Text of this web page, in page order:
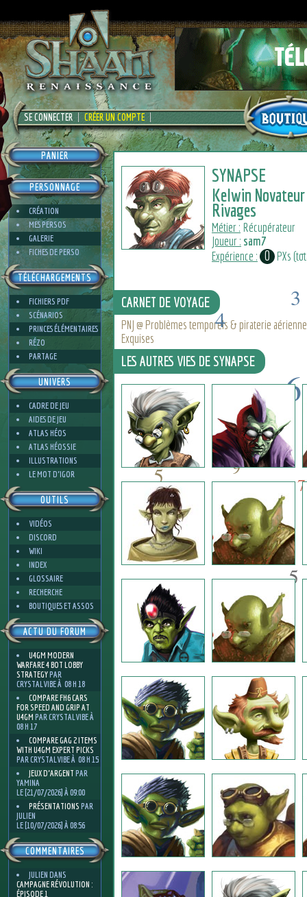
SE CONNECTER CRÉER UN COMPTE
PANIER
PERSONNAGE
CRÉATION
MES PERSOS
GALERIE
FICHES DE PERSO
TÉLÉCHARGEMENTS
FICHIERS PDF
SCÉNARIOS
PRINCES ÉLÉMENTAIRES
RÉZO
PARTAGE
UNIVERS
CADRE DE JEU
AIDES DE JEU
ATLAS HÉOS
ATLAS HÉOSSIE
ILLUSTRATIONS
LE MOT D'IGOR
OUTILS
VIDÉOS
DISCORD
WIKI
INDEX
GLOSSAIRE
RECHERCHE
BOUTIQUES ET ASSOS
ACTU DU FORUM
U4GM MODERN
WARFARE 4 BOT LOBBY
STRATEGYPAR
CRYSTALVIBE À 08 H 18
COMPARE FH6 CARS
FOR SPEED AND GRIP AT
U4GM PAR CRYSTALVIBE À
08 H 17
COMPARE GAG 2 ITEMS
WITH U4GM EXPERT PICKS
PAR CRYSTALVIBE À 08 H 15
JEUX D'ARGENT PAR
YAMINA
LE [21/07/2026] À 09:00
PRÉSENTATIONS PAR
JULIEN
LE [10/07/2026] À 08:56
COMMENTAIRES
JULIEN DANS
CAMPAGNE RÉVOLUTION :
ÉPISODE 1
SYNAPSE
Kelwin
Rivages
Métier : Récupérateur
Joueur : sam7
Expérience : 0 PXs
7
7
9
6
8
5
6
5
3
4
3
CARNET DE VOYAGE
PNJ @ Problèmes temporels & piraterie
Exquises
LES AUTRES VIES DE SYNAPSE